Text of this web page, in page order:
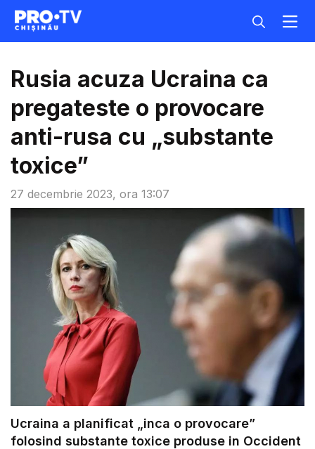
27 decembrie 2023, ora 13:07
Rusia acuza Ucraina ca
pregateste o provocare
anti-rusa cu „substante
toxice”
Ucraina a planificat „inca o provocare”
folosind substante toxice produse in Occident